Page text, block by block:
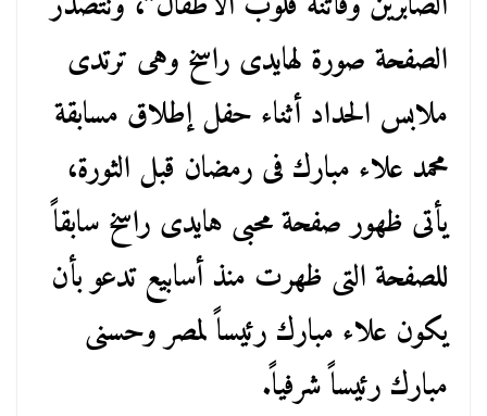
الصفحة صورة لهايدى راسخ وهى ترتدى
ملابس الحداد أثناء حفل إطلاق مسابقة
محمد علاء مبارك فى رمضان قبل الثورة،
يأتى ظهور صفحة محبى هايدى راسخ سابقاً
للصفحة التى ظهرت منذ أسابيع تدعو بأن
يكون علاء مبارك رئيساً لمصر وحسنى
مبارك رئيساً شرفياً.